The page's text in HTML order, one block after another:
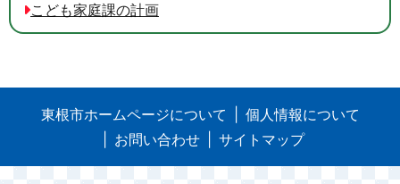
こども家庭課の計画
東根市ホームページについて
個人情報について
お問い合わせ
サイトマップ